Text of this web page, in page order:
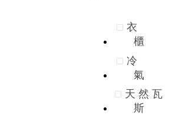
衣
櫃
冷
氣
天 然 瓦
斯